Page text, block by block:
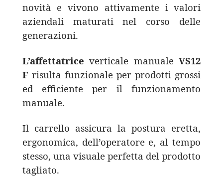
novità e vivono attivamente i valori
aziendali maturati nel corso delle
generazioni.
L’affettatrice verticale manualeVS12
F risulta funzionale per prodotti grossi
ed efficiente per il funzionamento
manuale.
Il carrello assicura la postura eretta,
ergonomica, dell’operatore e, al tempo
stesso, una visuale perfetta del prodotto
tagliato.